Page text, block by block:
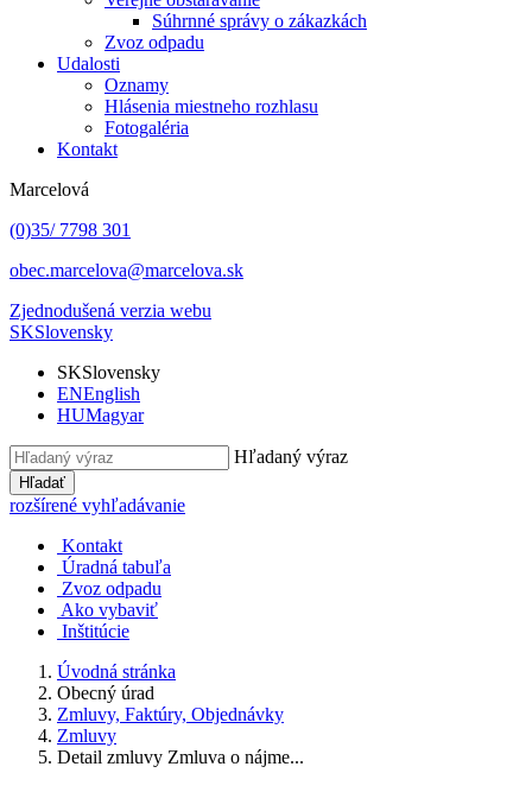
Súhrnné správy o zákazkách
Zvoz odpadu
Udalosti
Oznamy
Hlásenia miestneho rozhlasu
Fotogaléria
Kontakt
Marcelová
(0)35/ 7798 301
obec.marcelova@marcelova.sk
Zjednodušená verzia webu
SKSlovensky
SKSlovensky
ENEnglish
HUMagyar
Hľadaný výraz
Hľadať
rozšírené vyhľadávanie
Kontakt
Úradná tabuľa
Zvoz odpadu
Ako vybaviť
Inštitúcie
Úvodná stránka
Obecný úrad
Zmluvy, Faktúry, Objednávky
Zmluvy
Detail zmluvy Zmluva o nájme...